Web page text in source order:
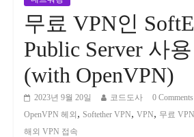
무료 VPN인
Public Server 사
(with OpenVPN)
2023년 9월 20일 코드도사 0 Comments
OpenVPN 헤외 , Softether VPN, VPN, 무료 VPN
해외 VPN 접속